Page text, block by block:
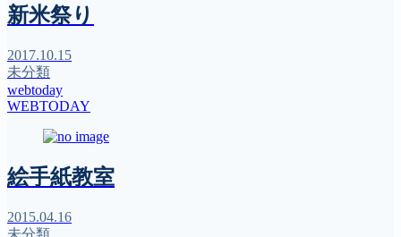
新米祭り
2017.10.15
未分類
webtoday
WEBTODAY
絵手紙教室
2015.04.16
未分類